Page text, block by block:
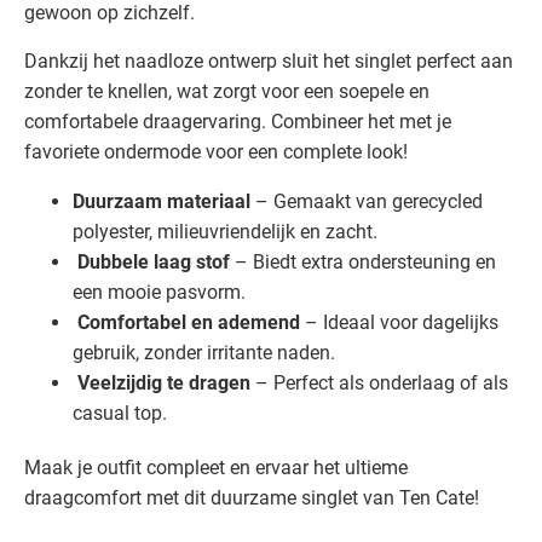
gewoon op zichzelf.
Dankzij het naadloze ontwerp sluit het singlet perfect aan
zonder te knellen, wat zorgt voor een soepele en
comfortabele draagervaring. Combineer het met je
favoriete ondermode voor een complete look!
Duurzaam materiaal – Gemaakt van gerecycled
polyester, milieuvriendelijk en zacht.
Dubbele laag stof – Biedt extra ondersteuning en
een mooie pasvorm.
Comfortabel en ademend – Ideaal voor dagelijks
gebruik, zonder irritante naden.
Veelzijdig te dragen – Perfect als onderlaag of als
casual top.
Maak je outfit compleet en ervaar het ultieme
draagcomfort met dit duurzame singlet van Ten Cate!